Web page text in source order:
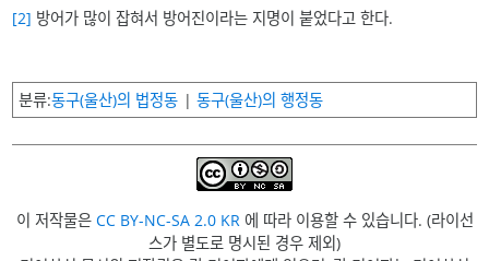
[2] 방어가 많이 잡혀서 방어진이라는 지명이 붙었다고 한다.
분류 동구(울산)의 법정동 동구(울산)의 행정동
이 저작물은 CC BY-NC-SA 2.0 KR 에 따라 이용할 수 있습니다. (라이선
스가 별도로 명시된 경우 제외)